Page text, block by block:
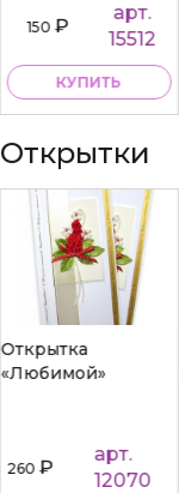
150₽
арт.
15512
КУПИТЬ
Открытки
Открытка
«Любимой»
260₽
арт.
12070